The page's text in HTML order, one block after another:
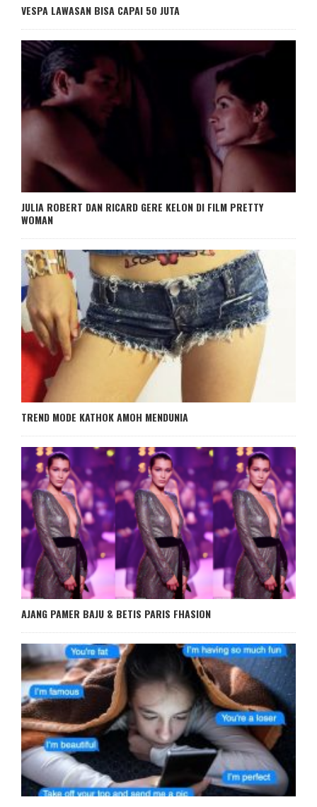
VESPA LAWASAN BISA CAPAI 50 JUTA
JULIA ROBERT DAN RICARD GERE KELON DI FILM PRETTY
WOMAN
TREND MODE KATHOK AMOH MENDUNIA
AJANG PAMER BAJU & BETIS PARIS FHASION